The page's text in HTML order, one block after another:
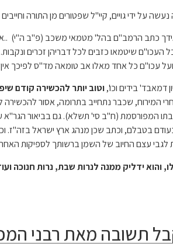
ידי גויים, קיי"ל שפטורים מן התורה
כתב הרמב"ם בהל' מטמאי משכב (פ"ב ה"י)
העכו"ם שיטמאו כזבים לכל דבריהן זכרים
עכו"ם כל אחד מאלו אב טומאה מד"ס לפיכך
בידים וכו',וטוב יותר להכשירה קודם
המירוח, שכבר נתחייב בתרומה, אסור
המפורסמת (ח"ב סי' תשלא). גם בביאור
בטבלם, וכתב שכן מנהג ארץ ישראל
לגבי עצם החיוב של השמן ברשותך לספיקות
ידליק ממנה לנרות שבת, נרות חנוכה
תשובה מאת רבני